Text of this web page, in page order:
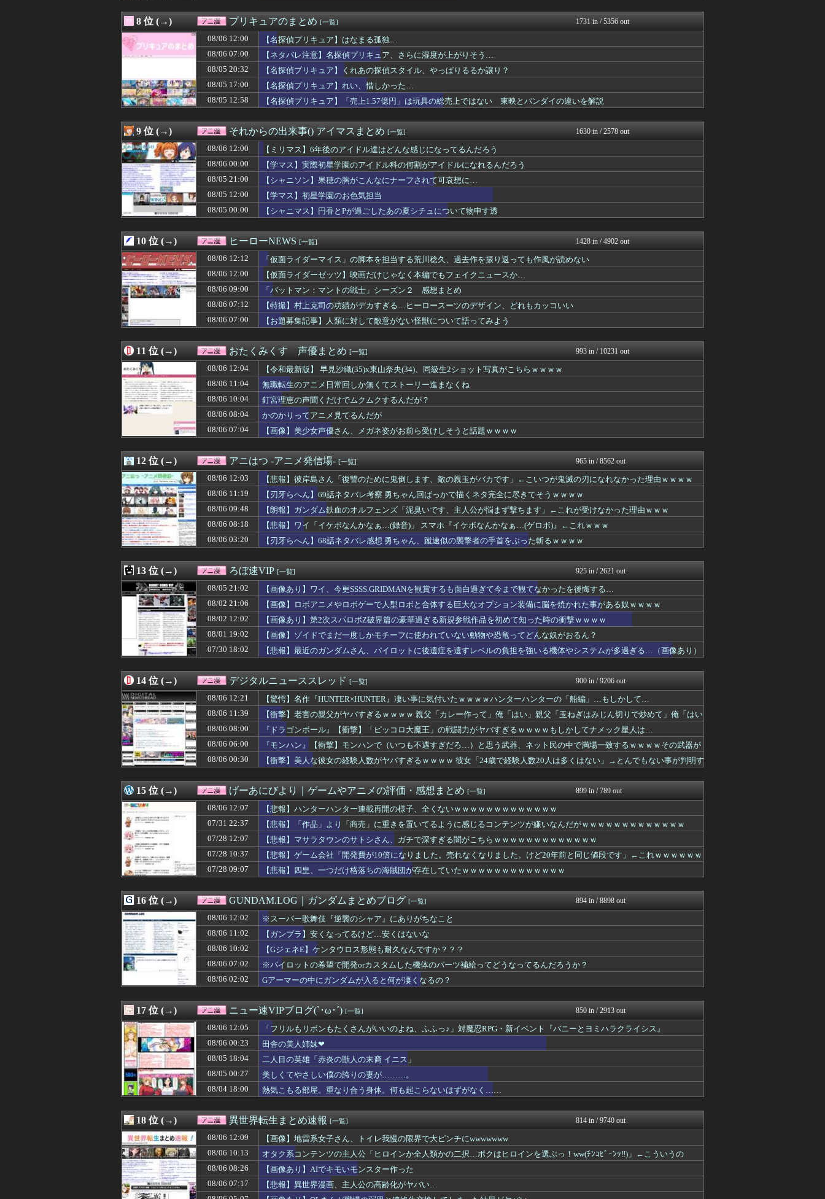
08/06 06:00
【画像】ニセコイ作者の最新絵がこちら 令和でも余裕で通用するｗｗｗｗｗ
ぴこ速(〃'∇'〃)？
08/06 06:00
最終回で主人公が死ぬマンガアニメある？
08/06 06:00
デジモンとウルトラマンがコラボ！！「デジタルモンスターCOLOR ULTRAM...
08/06 05:07
【画像あり】OLさんが職場の弱男と連絡先交換してしまった結果がヤバいwww
08/06 05:00
【ラブライブ！】【画像】ポニテの矢澤にこちゃんあり？なし？
コンテンツ・声優 | ラブ...
【ラブライブ！】【動画】くりぱんせつ菜、はしゃぐ【定期】
08/06 03:20
【刃牙らへん】68話ネタバレ感想 勇ちゃん、蹴速似の襲撃者の手首をぶった斬るｗ...
08/06 03:03
【朗報】時間停止能力者、コイツがあらゆるバトルで最強クラスな理由ｗｗｗ
アニはつ -アニメ発信場-
08/06 03:00
カッコいいガマボイラーを描いたから見てくれ
ヒーローNEWS
08/06 02:02
Gアーマーの中にガンダムが入ると何が凄くなるの？
GUNDAM.LOG｜ガン...
08/06 02:00
【お題募集記事】ウルトラ、戦隊以外で特撮の特殊部隊に属する女性キャラを語ろう
ヒーローNEWS
08/06 01:03
【キングダム】885話ネタバレ考察 邯鄲編、何もかもがめちゃくちゃになりそうｗ...
08/06 00:34
「領民０人スタートの辺境領主様」ってなろうアニメ観始めたんだが
08/06 00:30
【衝撃】美人な彼女の経験人数がヤバすぎるｗｗｗｗ 彼女「24歳で経験人数20人...
デジタルニューススレッド
08/06 00:29
【画像】最新のライザ、まだイケる
08/06 00:23
田舎の美人姉妹❤
08/06 00:05
【HUNTER×HUNTER】センリツが本気を出せば、BW号を全滅出来るという...
最強ジャンプ放送局
08/06 00:05
【画像】ゲーム配信YouTuber、家賃8万円の部屋で深夜配信→管理会社から厳...
アニゲー速報
08/06 00:02
「GジェネF」とかいう未だにシリーズ最高傑作
GUNDAM.LOG｜ガン...
08/06 00:01
『幼女戦記Ⅱ (2期)』5話感想 釣りエサにされるターニャ…
ああ言えばForYou
08/06 00:00
【朗報】檜山沙耶(おさや)伝説のファン、妊娠したおさやへの正直な気持ちを語るｗ...
あぁ^～こころがぴょんぴょ...
08/06 00:00
【学マス】実際初星学園のアイドル科の何割がアイドルになれるんだろう
08/06 00:00
【画像】さっきこの俺にマルセイとかいう漫画勧めたやつ出てこいや！ｗｗｗｗｗ
ぴこ速(〃'∇'〃)？
08/05 23:35
【急募】「国内評価:S、海外評価:G」 ←思い浮かべたモノwwwwwwww
08/05 23:29
ベルセルク、今どうなっているのか誰も知らない
漫画まとめ速報
08/05 23:26
【驚愕】名作『キングダム』凄い事に気付いたｗｗｗｗキングダム「うおお！馬上で何...
デジタルニューススレッド
08/05 23:05
【悲報】FFプロデューサー「FF6やFF8のリメイクを作るなら4部か5部作にな...
アニゲー速報
08/05 22:59
九州最大のアニメイトが誕生、九州オタクワイ歓喜😭
漫画まとめ速報
08/05 22:36
『ヒロイン？聖女？いいえ、オールワークスメイドです(誇)！』6話感想 メイド姿...
ああ言えばForYou
08/05 22:35
謎の勢力「みい山のアニメ化反対！不謹慎！」アニメ会社「もちづきさんアニメ化！」...
08/05 22:28
【悲報】最近の漫画出版社、ヤバすぎる…
08/05 22:22
【朗報】めっちゃ信用できる新人声優見つけたので共有します・・・
ぐら速 -声優まとめ速報-
08/05 22:06
【悲報】MAJOR2ndの佐藤寿也の息子、姑息すぎてしまい炎上wwwww
08/05 22:05
【エロ漫画】一番シコれる属性『姉の友達』に決定するｗｗｗ
ヤニねこ・みいちゃん・のあ先輩・もちづきさん「結婚してください！」←どうする？...
08/05 22:02
※ファンネルミサイルって使う人によって変わるのだろうか？
GUNDAM.LOG｜ガン...
08/05 21:54
「僕のヒーローアカデミア」特別短編「I am a hero too」感想 救け...
ポンポコにゅーす - 三日...
08/05 21:44
二十世紀電氣目録-ユーレカ・エヴリカ- 第5話 感想：稲子ちゃん変なスイッチが...
アニメつぶやき速報‼︎
08/05 21:35
【朗報】大物アニメ監督「もし降板ということになったら、俺が『みいちゃんと山田さ...
アニゲー速報
08/05 21:17
【衝撃画像】祖母が昔買ったポケカ、凄すぎるｗｗｗｗこれは…凄すぎる…
デジタルニューススレッド
08/05 21:09
【議論】転売ヤーがいい理由って1つもなくね
異世界転生まとめ速報
08/05 21:02
ムサカ級ってレウルーラともども小さすぎない？
GUNDAM.LOG｜ガン...
08/05 21:02
【画像あり】ワイ、今更SSSS.GRIDMANを観賞するも面白過ぎて今まで観て...
ろぼ速VIP
08/05 21:00
【シャニソン】果穂の胸がこんなにナーフされて可哀想に…
08/05 21:00
🤖「最初にステータスを10ポイント割り振ってください」 天才ワイ「ったく…ｗ」
ああ言えばForYou
08/05 20:28
【ガンダムSEED】戦力カツカツな序盤ってガンダムの中だと割と珍しい気がする
ガンダムブログ（情報戦仕様...
08/05 20:05
【エロ漫画】フルカラーで338ページの狂気の新作エロ漫画「スパ・カイラクーア4...
アニチャット
08/05 20:00
【悲報】露悪系アニメ、最盛期へｗｗｗｗｗ
ぴこ速(〃'∇'〃)？
08/05 20:00
【画像】美少女声優さん、メガネ姿がオタ受けしそうと話題に・・・
ぐら速 -声優まとめ速報-
08/05 19:40
【衝撃】人気キャラの昼飯が凄すぎるｗｗｗｗこの昼飯は…
デジタルニューススレッド
08/05 19:33
エロ同人誌あとがき「竿役のガキはこの後犯した女の父に殺されます」←これwww
異世界転生まとめ速報
08/05 19:32
【悲報】「スラムダンク」の“丸ゴリ”こと河田雅史さん、最強なのに人気がない・・...
最強ジャンプ放送局
08/05 18:05
【画像】有志によって最強の「エロゲランキング」が発表
アニチャット
08/05 18:04
二人目の英雄「赤炎の獣人の末裔 イニス」
ニュー速VIPブログ(`･...
08/05 18:00
ちいかわ映画見た客「モモンガかわいい🥰」ナガノ「ほなそろそろモモンガ■すで～」
ジャンプ速報
08/05 17:58
フリーダムがよく言われるけど、無双するガンダムって意外とないよね
ガンダムブログ（情報戦仕様...
08/05 17:48
【朗報】「ドカ食いダイスキ！ もちづきさん」 TVアニメ化決定！あのグルメギャ...
ポンポコにゅーす - 三日...
08/05 17:46
あの子役声優が1st写真集（沖縄）を発売！！！
ぐら速 -声優まとめ速報-
08/05 17:05
【ワールドトリガー】三雲修「ルールはしっかり確認しような！」←これｗｗｗ
最強ジャンプ放送局
08/05 17:00
【名探偵プリキュア】れい、惜しかった…
プリキュアのまとめ
08/05 16:31
若い女の口臭がおっさんより臭いとかいう悪質なデマｗｗｗ
あぁ^～こころがぴょんぴょ...
08/05 16:05
【朗報】登録者70万人の人気女YouTuberさん、1,300万円の機材で収録...
アニチャット
08/05 15:53
さよならララ 第5話 感想：学歴なし職歴なしのララちゃん初めてのバイト！仕事は...
アニメつぶやき速報‼︎
08/05 15:05
【朗報】奥浩哉の最高傑作「GANTZ」が全巻100円セールを実施中ｗｗｗｗ
最強ジャンプ放送局
08/05 14:05
【悲報】閃乱カグラの新キャラ達、なんかおっぱいが小さい アニチャット
8 位 (→) プリキュアのまとめ [一覧] 1731 in / 5356 out
08/06 12:00
【名探偵プリキュア】はなまる孤独…
08/06 07:00
【ネタバレ注意】名探偵プリキュア、さらに湿度が上がりそう…
08/05 20:32
【名探偵プリキュア】くれあの探偵スタイル、やっぱりるるか譲り？
08/05 17:00
【名探偵プリキュア】れい、惜しかった…
08/05 12:58
【名探偵プリキュア】「売上1.57億円」は玩具の総売上ではない 東映とバンダイの違いを解説
9 位 (→) それからの出来事() アイマスまとめ [一覧] 1630 in / 2578 out
08/06 12:00
【ミリマス】6年後のアイドル達はどんな感じになってるんだろう
08/06 00:00
【学マス】実際初星学園のアイドル科の何割がアイドルになれるんだろう
08/05 21:00
【シャニソン】果穂の胸がこんなにナーフされて可哀想に…
08/05 12:00
【学マス】初星学園のお色気担当
08/05 00:00
【シャニマス】円香とPが過ごしたあの夏シチュについて物申す透
10 位 (→) ヒーローNEWS [一覧] 1428 in / 4902 out
08/06 12:12
「仮面ライダーマイス」の脚本を担当する荒川稔久、過去作を振り返っても作風が読めない
08/06 12:00
【仮面ライダーゼッツ】映画だけじゃなく本編でもフェイクニュースか…
08/06 09:00
「バットマン：マントの戦士」シーズン２ 感想まとめ
08/06 07:12
【特撮】村上克司の功績がデカすぎる…ヒーロースーツのデザイン、どれもカッコいい
08/06 07:00
【お題募集記事】人類に対して敵意がない怪獣について語ってみよう
11 位 (→) おたくみくす 声優まとめ [一覧] 993 in / 10231 out
08/06 12:04
【令和最新版】 早見沙織(35)x東山奈央(34)、同級生2ショット写真がこちらｗｗｗｗ
08/06 11:04
無職転生のアニメ日常回しか無くてストーリー進まなくね
08/06 10:04
釘宮理恵の声聞くだけでムクムクするんだが？
08/06 08:04
かのかりってアニメ見てるんだが
08/06 07:04
【画像】美少女声優さん、メガネ姿がお前ら受けしそうと話題ｗｗｗｗ
12 位 (→) アニはつ -アニメ発信場- [一覧] 965 in / 8562 out
08/06 12:03
【悲報】彼岸島さん「復讐のために鬼倒します、敵の親玉がバカです」←こいつが鬼滅の刃になれなかった理由ｗｗｗｗ
08/06 11:19
【刃牙らへん】69話ネタバレ考察 勇ちゃん回ばっかで描くネタ完全に尽きてそうｗｗｗｗ
08/06 09:48
【朗報】ガンダム鉄血のオルフェンズ「泥臭いです、主人公が悩まず撃ちます」←これが受けなかった理由ｗｗｗ
08/06 08:18
【悲報】ワイ「イケボなんかなぁ…(録音)」 スマホ『イケボなんかなぁ…(ゲロボ)』←これｗｗｗ
08/06 03:20
【刃牙らへん】68話ネタバレ感想 勇ちゃん、蹴速似の襲撃者の手首をぶった斬るｗｗｗｗ
13 位 (→) ろぼ速VIP [一覧] 925 in / 2621 out
08/05 21:02
【画像あり】ワイ、今更SSSS.GRIDMANを観賞するも面白過ぎて今まで観てなかったを後悔する…
08/02 21:06
【画像】ロボアニメやロボゲーで人型ロボと合体する巨大なオプション装備に脳を焼かれた事がある奴ｗｗｗｗ
08/02 12:02
【画像あり】第2次スパロボZ破界篇の豪華過ぎる新規参戦作品を初めて知った時の衝撃ｗｗｗｗ
08/01 19:02
【画像】ゾイドでまだ一度しかモチーフに使われていない動物や恐竜ってどんな奴がおるん？
07/30 18:02
【悲報】最近のガンダムさん、パイロットに後遺症を遺すレベルの負担を強いる機体やシステムが多過ぎる…（画像あり）
14 位 (→) デジタルニューススレッド [一覧] 900 in / 9206 out
08/06 12:21
【驚愕】名作『HUNTER×HUNTER』凄い事に気付いたｗｗｗｗハンターハンターの「船編」…もしかして…
08/06 11:39
【衝撃】老害の親父がヤバすぎるｗｗｗｗ 親父「カレー作って」俺「はい」親父「玉ねぎはみじん切りで炒めて」俺「はい
（めんどくさいからジューサー使お）」俺「できた」→結果…
08/06 08:00
『ドラゴンボール』【衝撃】「ピッコロ大魔王」の戦闘力がヤバすぎるｗｗｗｗもしかしてナメック星人は…
08/06 06:00
『モンハン』【衝撃】モンハンで（いつも不遇すぎだろ…）と思う武器、ネット民の中で満場一致するｗｗｗｗその武器が
こちら…ヤバすぎる…
08/06 00:30
【衝撃】美人な彼女の経験人数がヤバすぎるｗｗｗｗ 彼女「24歳で経験人数20人は多くはない」→とんでもない事が判明す
15 位 (→) げーあにびより｜ゲームやアニメの評価・感想まとめ [一覧] 899 in / 789 out
08/06 12:07
【悲報】ハンターハンター連載再開の様子、全くないｗｗｗｗｗｗｗｗｗｗｗｗｗ
07/31 22:37
【悲報】「作品」より「商売」に重きを置いてるように感じるコンテンツが嫌いなんだがｗｗｗｗｗｗｗｗｗｗｗｗｗ
07/28 12:07
【悲報】マサラタウンのサトシさん、ガチで深すぎる闇がこちらｗｗｗｗｗｗｗｗｗｗｗｗｗ
07/28 10:37
【悲報】ゲーム会社「開発費が10倍になりました。売れなくなりました。けど20年前と同じ値段です」←これｗｗｗｗｗｗ
ｗｗｗｗｗｗ
07/28 09:07 【悲報】四皇、一つだけ格落ちの海賊団が存在していたｗｗｗｗｗｗｗｗｗｗｗｗｗ
16 位 (→) GUNDAM.LOG｜ガンダムまとめブログ [一覧] 894 in / 8898 out
08/06 12:02
※スーパー歌舞伎『逆襲のシャア』にありがちなこと
08/06 11:02
【ガンプラ】安くなってるけど…安くはないな
08/06 10:02
【GジェネE】ケンタウロス形態も耐久なんですか？？？
08/06 07:02
※パイロットの希望で開発orカスタムした機体のパーツ補給ってどうなってるんだろうか？
08/06 02:02
Gアーマーの中にガンダムが入ると何が凄くなるの？
17 位 (→) ニュー速VIPブログ(`･ω･´) [一覧] 850 in / 2913 out
08/06 12:05
「フリルもリボンもたくさんがいいのよね、ふふっ♪」対魔忍RPG・新イベント『バニーとヨミハラクライシス』
08/06 00:23
田舎の美人姉妹❤
08/05 18:04
二人目の英雄「赤炎の獣人の末裔 イニス」
08/05 00:27
美しくてやさしい僕の誇りの妻が………。
08/04 18:00
熱気こもる部屋。重なり合う身体。何も起こらないはずがなく……
18 位 (→) 異世界転生まとめ速報 [一覧] 814 in / 9740 out
08/06 12:09
【画像】地雷系女子さん、トイレ我慢の限界で大ピンチにwwwwwww
08/06 10:13
オタク系コンテンツの主人公「ヒロインか全人類かの二択…ボクはヒロインを選ぶっ！ww(ﾁﾝｺﾋﾞｰﾝｯ‼︎)」←こういうの
08/06 08:26
【画像あり】AIでキモいモンスター作った
08/06 07:17
【悲報】異世界漫画、主人公の高齢化がヤバい…